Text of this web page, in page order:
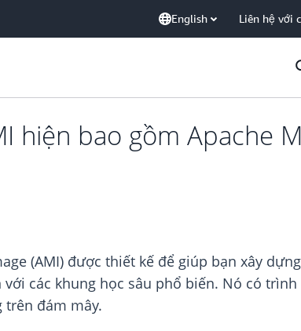
English Liên hệ với
hiện bao gồm Apache
(AMI) được thiết kế để giúp bạn xây
các khung học sâu phổ biến. Nó có
trên đám mây.